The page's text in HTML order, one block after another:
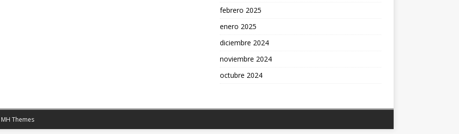
febrero 2025
enero 2025
diciembre 2024
noviembre 2024
octubre 2024
MH Themes